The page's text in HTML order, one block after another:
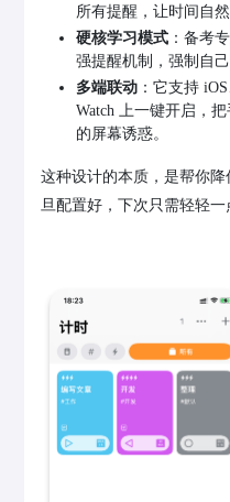
所有提醒，让时间自
硬核学习模式 ：备考
强提醒机制，强制自己
多端联动 ：它支持
Watch 上一键开启，
的屏幕诱惑。
这种设计的本质，是帮你
旦配置好，下次只需轻轻一